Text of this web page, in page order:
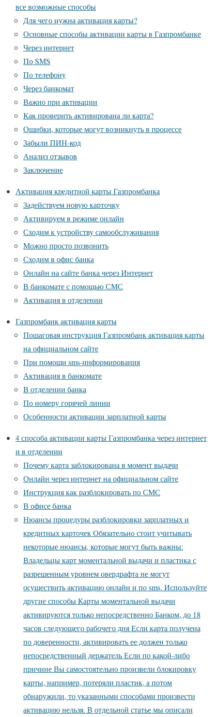
все возможные способы
Для чего нужна активация карты?
Основные способы активации карты в Газпромбанке
Через интернет
По SMS
По телефону
Через банкомат
Важно при активации
Как проверить активирована ли карта?
Ошибки, которые могут возникнуть в процессе
Забыли ПИН-код
Анализ отзывов
Заключение
Активация кредитной карты Газпромбанка
Задействуем новую карточку
Активируем в режиме онлайн
Сходим к устройству самообслуживания
Можно просто позвонить
Сходим в офис банка
Онлайн на сайте банка через Интернет
В банкомате с помощью СМС
Активация в отделении
Газпромбанк активация карты
Пошаговая инструкция Газпромбанк активация карты
на официальном сайте
При помощи sms-информирования
Активация в банкомате
В отделении банка
По номеру горячей линии
Особенности активации зарплатной карты
4 способа активации карты Газпромбанка через интернет
и в отделении
Почему карта заблокирована в момент выдачи
Онлайн через интернет на официальном сайте
Инструкция как разблокировать по СМС
В офисе банка
Нюансы процедуры разблокировки зарплатных и
кредитных карточек Обязательно стоит учитывать
некоторые нюансы, которые могут быть важны:
Владельцы карт моментальной выдачи и пластика с
разрешенным уровнем овердрафта не могут
осуществить активацию онлайн и по sms. Используйте
другие способы Карты моментальной выдачи
активируются только непосредственно Банком, до 18
часов следующего рабочего дня Если карта получена
по доверенности, активировать ее должен только
непосредственный держатель Если по какой-либо
причине Вы самостоятельно произвели блокировку
карты, например, потеряли пластик, а потом
обнаружили, то указанными способами произвести
активацию нельзя. В отдельной статье мы описали